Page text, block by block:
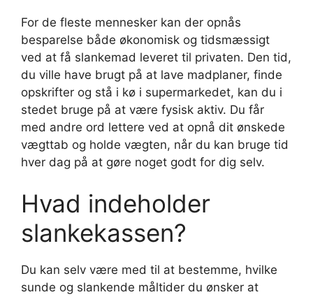
For de fleste mennesker kan der opnås
besparelse både økonomisk og tidsmæssigt
ved at få slankemad leveret til privaten. Den tid,
du ville have brugt på at lave madplaner, finde
opskrifter og stå i kø i supermarkedet, kan du i
stedet bruge på at være fysisk aktiv. Du får
med andre ord lettere ved at opnå dit ønskede
vægttab og holde vægten, når du kan bruge tid
hver dag på at gøre noget godt for dig selv.
Hvad indeholder
slankekassen?
Du kan selv være med til at bestemme, hvilke
sunde og slankende måltider du ønsker at